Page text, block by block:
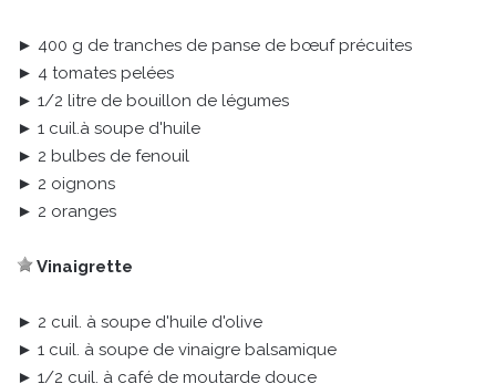
► 400 g de tranches de panse de bœuf précuites
► 4 tomates pelées
► 1/2 litre de bouillon de légumes
► 1 cuil.à soupe d'huile
► 2 bulbes de fenouil
► 2 oignons
► 2 oranges
Vinaigrette
► 2 cuil. à soupe d'huile d'olive
► 1 cuil. à soupe de vinaigre balsamique
► 1/2 cuil. à café de moutarde douce